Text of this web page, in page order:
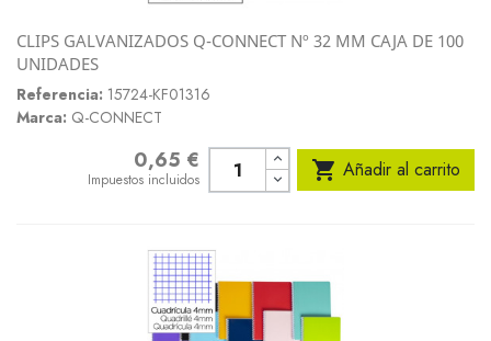
CLIPS GALVANIZADOS Q-CONNECT Nº 32 MM CAJA DE 100
UNIDADES
Referencia: 15724-KF01316
Marca: Q-CONNECT
0,65 €
Impuestos incluidos  Añadir al carrito